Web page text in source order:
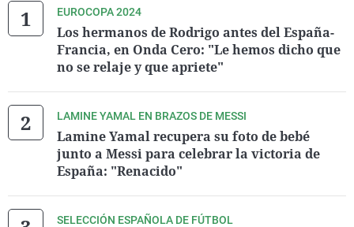
EUROCOPA 2024
Los hermanos de Rodrigo antes del España-
Francia, en Onda Cero: "Le hemos dicho que
no se relaje y que apriete"
LAMINE YAMAL EN BRAZOS DE MESSI
Lamine Yamal recupera su foto de bebé
junto a Messi para celebrar la victoria de
España: "Renacido"
SELECCIÓN ESPAÑOLA DE FÚTBOL